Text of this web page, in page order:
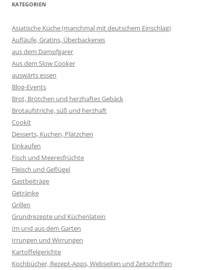
KATEGORIEN
Asiatische Küche (manchmal mit deutschem Einschlag)
Aufläufe, Gratins, Überbackenes
aus dem Dampfgarer
Aus dem Slow Cooker
auswärts essen
Blog-Events
Brot, Brötchen und herzhaftes Gebäck
Brotaufstriche, süß und herzhaft
Cookit
Desserts, Kuchen, Plätzchen
Einkaufen
Fisch und Meeresfrüchte
Fleisch und Geflügel
Gastbeiträge
Getränke
Grillen
Grundrezepte und Küchenlatein
Im und aus dem Garten
Irrungen und Wirrungen
Kartoffelgerichte
Kochbücher, Rezept-Apps, Webseiten und Zeitschriften